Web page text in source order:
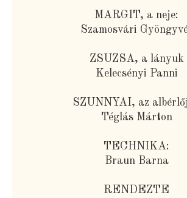
MARGIT, a neje:
Szamosvári
ZSUZSA, a lányuk
Kelecsényi Panni
SZUNNYAI, az
Téglás Márton
TECHNIKA:
Braun Barna
RENDEZTE